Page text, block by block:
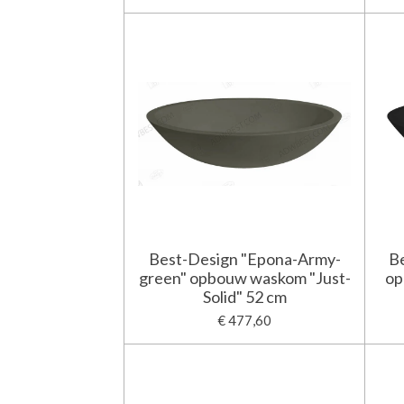
Best-Design "Epona-Army-
green" opbouw waskom "Just-
Solid" 52 cm
€ 477,60